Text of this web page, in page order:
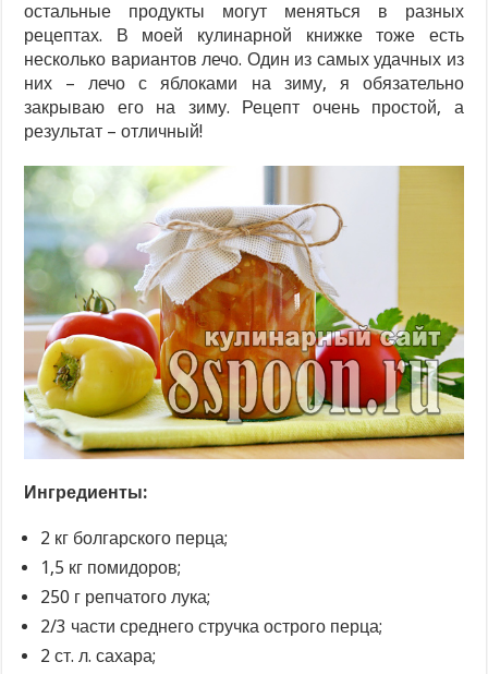
остальные продукты могут меняться в разных
рецептах. В моей кулинарной книжке тоже есть
несколько вариантов лечо. Один из самых удачных из
них – лечо с яблоками на зиму, я обязательно
закрываю его на зиму. Рецепт очень простой, а
результат – отличный!
Ингредиенты:
2 кг болгарского перца;
1,5 кг помидоров;
250 г репчатого лука;
2/3 части среднего стручка острого перца;
2 ст. л. сахара;